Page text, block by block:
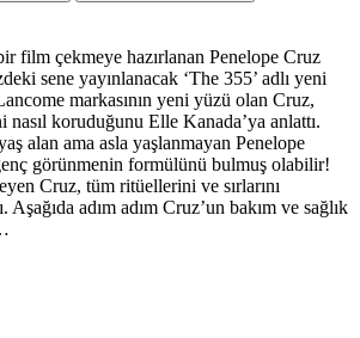
film çekmeye hazırlanan Penelope Cruz
sene yayınlanacak ‘The 355’ adlı yeni
markasının yeni yüzü olan Cruz,
nasıl koruduğunu Elle Kanada’ya anlattı.
alan ama asla yaşlanmayan Penelope
görünmenin formülünü bulmuş olabilir!
Cruz, tüm ritüellerini ve sırlarını
adım adım Cruz’un bakım ve sağlık